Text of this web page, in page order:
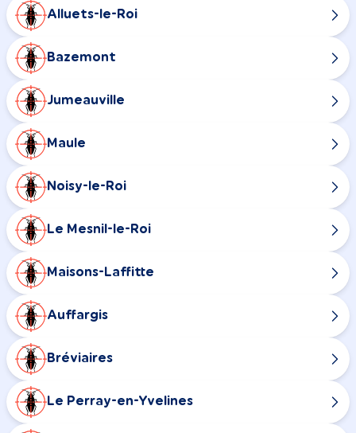
Alluets-le-Roi
Bazemont
Jumeauville
Maule
Noisy-le-Roi
Le Mesnil-le-Roi
Maisons-Laffitte
Auffargis
Bréviaires
Le Perray-en-Yvelines